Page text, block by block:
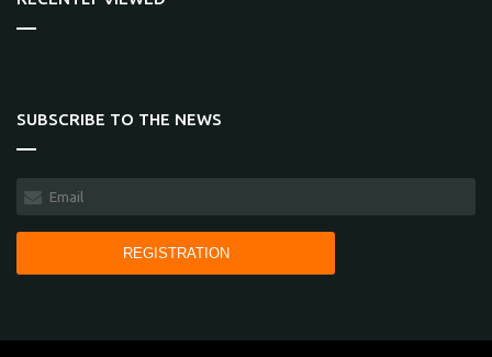
SUBSCRIBE TO THE NEWS
REGISTRATION